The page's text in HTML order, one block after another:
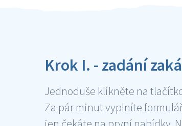
Krok I. - zadání
Jednoduše klikněte na
Za pár minut vyplníte